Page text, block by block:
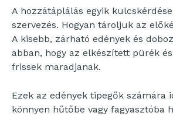
A hozzátáplálás egyik
szervezés. Hogyan tároljuk az
A kisebb, zárható edények és
abban, hogy az elkészített pürék
frissek maradjanak.
Ezek az edények tipegők számára
könnyen hűtőbe vagy fagyasztóba